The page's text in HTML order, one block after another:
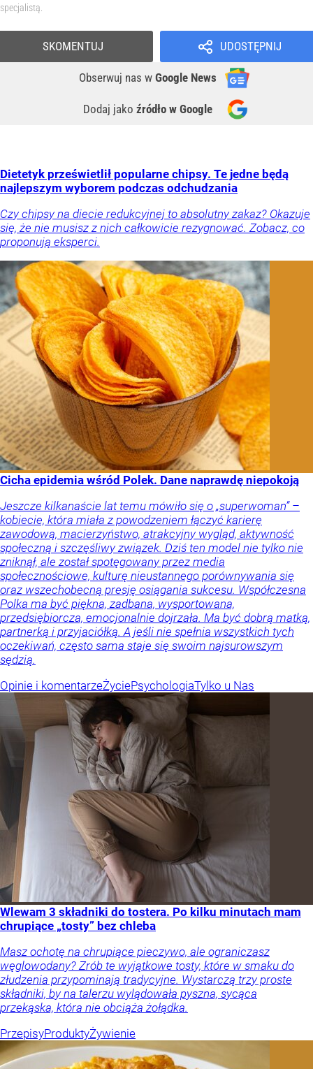
specjalistą.
UDOSTĘPNIJ
Obserwuj nas w Google News
Dodaj jako źródło w Google
SKOMENTUJ
Dietetyk prześwietlił popularne chipsy. Te jedne będą
najlepszym wyborem podczas odchudzania
Czy chipsy na diecie redukcyjnej to absolutny zakaz? Okazuje
się, że nie musisz z nich całkowicie rezygnować. Zobacz, co
proponują eksperci.
Cicha epidemia wśród Polek. Dane naprawdę niepokoją
Jeszcze kilkanaście lat temu mówiło się o „superwoman” –
kobiecie, która miała z powodzeniem łączyć karierę
zawodową, macierzyństwo, atrakcyjny wygląd, aktywność
społeczną i szczęśliwy związek. Dziś ten model nie tylko nie
zniknął, ale został spotęgowany przez media
społecznościowe, kulturę nieustannego porównywania się
oraz wszechobecną presję osiągania sukcesu. Współczesna
Polka ma być piękna, zadbana, wysportowana,
przedsiębiorcza, emocjonalnie dojrzała. Ma być dobrą matką,
partnerką i przyjaciółką. A jeśli nie spełnia wszystkich tych
oczekiwań, często sama staje się swoim najsurowszym
sędzią.
Opinie i komentarzeŻyciePsychologiaTylko u Nas
Wlewam 3 składniki do tostera. Po kilku minutach mam
chrupiące „tosty” bez chleba
Masz ochotę na chrupiące pieczywo, ale ograniczasz
węglowodany? Zrób te wyjątkowe tosty, które w smaku do
złudzenia przypominają tradycyjne. Wystarczą trzy proste
składniki, by na talerzu wylądowała pyszna, sycąca
przekąska, która nie obciąża żołądka.
PrzepisyProduktyŻywienie